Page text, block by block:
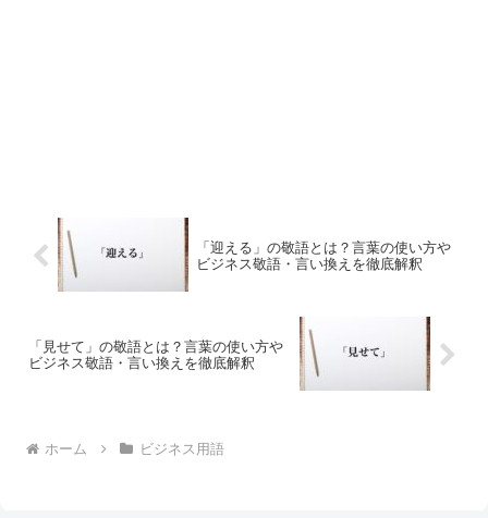
「迎える」の敬語とは？言葉の使い方や
ビジネス敬語・言い換えを徹底解釈
「見せて」の敬語とは？言葉の使い方や
ビジネス敬語・言い換えを徹底解釈
ホーム ビジネス用語